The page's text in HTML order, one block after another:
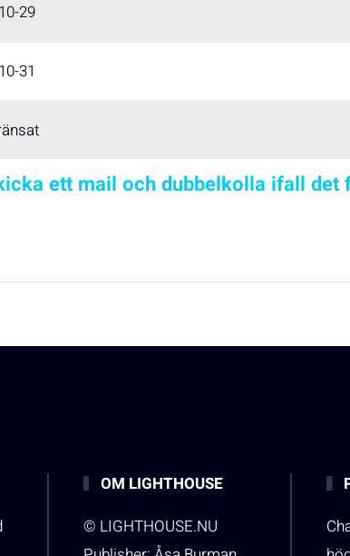
29
31
ett mail och dubbelkolla ifall det
OM LIGHTHOUSE
© LIGHTHOUSE.NU